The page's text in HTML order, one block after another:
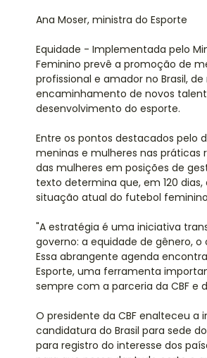
Ana Moser, ministra do Esporte
Equidade - Implementada pelo
Feminino prevê a promoção de
profissional e amador no Brasil,
encaminhamento de novos
desenvolvimento do esporte.
Entre os pontos destacados
meninas e mulheres nas
das mulheres em posições de
texto determina que, em 120
situação atual do futebol
"A estratégia é uma iniciativa
governo: a equidade de gênero,
Essa abrangente agenda
Esporte, uma ferramenta
sempre com a parceria da CBF e
O presidente da CBF enalteceu a
candidatura do Brasil para sede
para registro do interesse dos